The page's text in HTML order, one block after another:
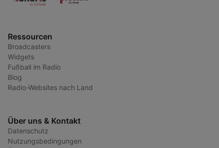
Ressourcen
Broadcasters
Widgets
Fußball im Radio
Blog
Radio-Websites nach Land
Über uns & Kontakt
Datenschutz
Nutzungsbedingungen